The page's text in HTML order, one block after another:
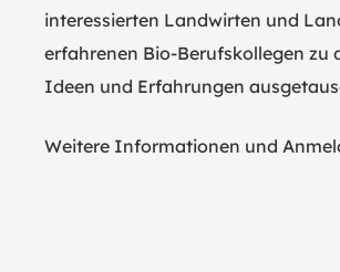
interessierten Landwirten und
erfahrenen Bio-Berufskollegen zu
Ideen und Erfahrungen
Weitere Informationen und